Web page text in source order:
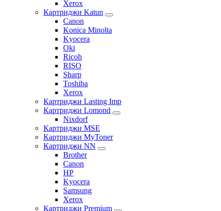
Xerox
Картриджи Katun
Canon
Konica Minolta
Kyocera
Oki
Ricoh
RISO
Sharp
Toshiba
Xerox
Картриджи Lasting Imp
Картриджи Lomond
Nixdorf
Картриджи MSE
Картриджи MyToner
Картриджи NN
Brother
Canon
HP
Kyocera
Samsung
Xerox
Картриджи Premium